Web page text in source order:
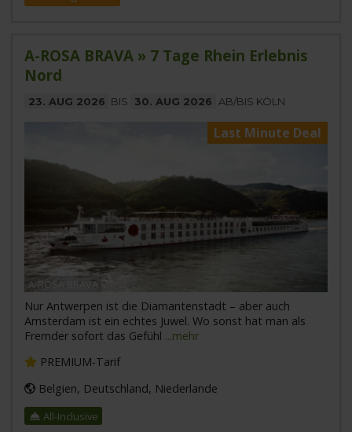
A-ROSA BRAVA » 7 Tage Rhein Erlebnis
Nord
23. AUG 2026 BIS 30. AUG 2026 AB/BIS KÖLN
Last Minute Deal
A-ROSA BRAVA
Nur Antwerpen ist die Diamantenstadt – aber auch
Amsterdam ist ein echtes Juwel. Wo sonst hat man als
Fremder sofort das Gefühl ...mehr
PREMIUM-Tarif
Belgien, Deutschland, Niederlande
All-Inclusive